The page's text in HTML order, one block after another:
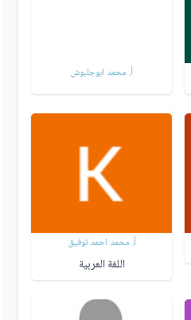
أ. محمد ابوجلبوش
أ. محمد احمد توفيق
اللغة العربية